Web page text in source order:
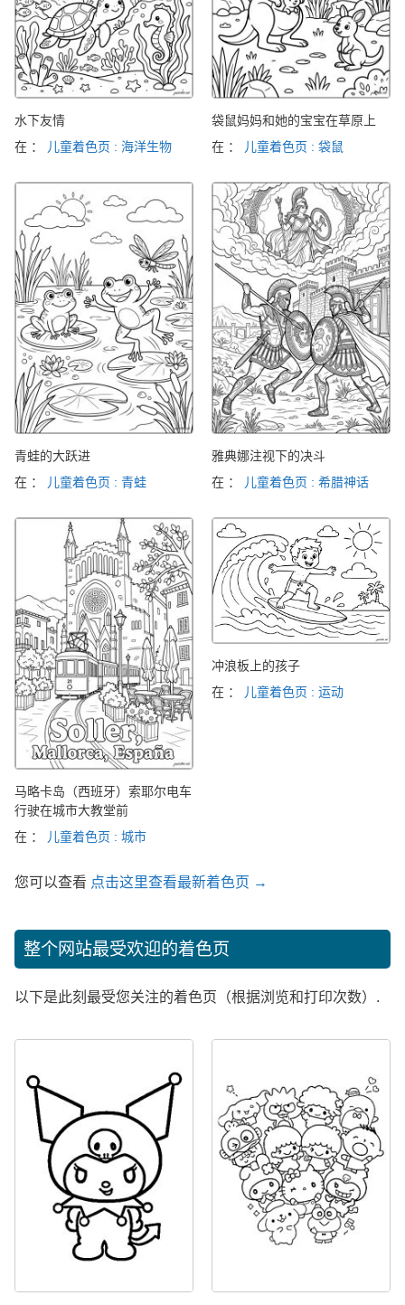
水下友情
在 ：
儿童着色页 : 海洋生物
袋鼠妈妈和她的宝宝在草原上
在 ：
儿童着色页 : 袋鼠
青蛙的大跃进
在 ：
儿童着色页 : 青蛙
雅典娜注视下的决斗
在 ：
儿童着色页 : 希腊神话
马略卡岛（西班牙）索耶尔电车
行驶在城市大教堂前
在 ：
儿童着色页 : 城市
冲浪板上的孩子
在 ：
儿童着色页 : 运动
您可以查看 点击这里查看最新着色页 →
整个网站最受欢迎的着色页
以下是此刻最受您关注的着色页（根据浏览和打印次数）.